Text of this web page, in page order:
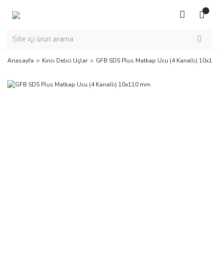
Anasayfa Kırıcı Delici Uçlar GFB SDS Plus Matkap Ucu (4 Kanallı)